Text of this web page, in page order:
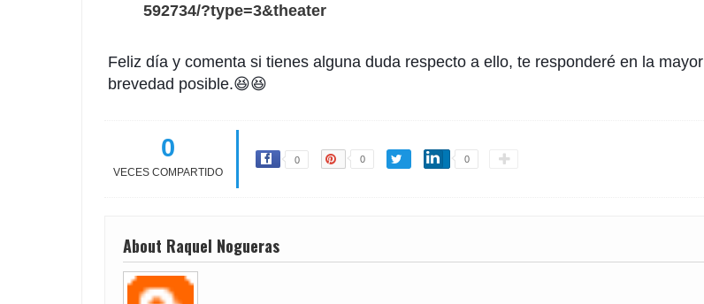
592734/?type=3&theater
Feliz día y comenta si tienes alguna duda respecto a ello, te responderé en la mayor
brevedad posible.😆😆
0
VECES COMPARTIDO
0 0 0
About Raquel Nogueras